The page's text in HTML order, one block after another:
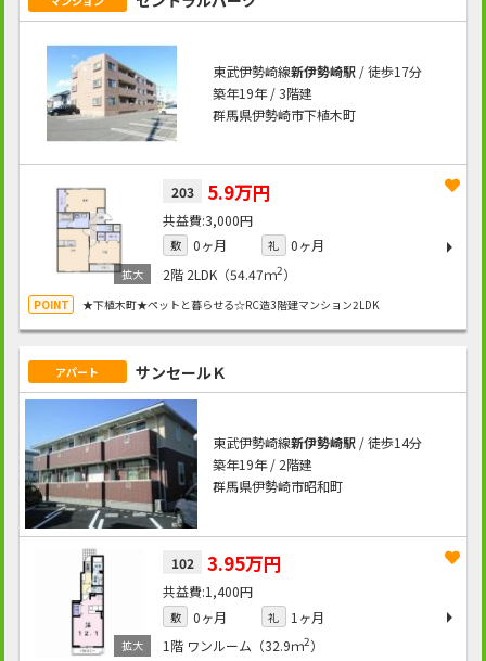
東武伊勢崎線新伊勢崎駅/ 徒歩17分
築年19年 / 3階建
群馬県伊勢崎市下植木町
203 5.9万円
3,000円
敷 0ヶ月 礼
0ヶ月
2階 2LDK（54.47ｍ2）
★下植木町★ペットと暮らせる☆RC造3階建マンション2LDK
アパート サンセールＫ
東武伊勢崎線新伊勢崎駅/ 徒歩14分
築年19年 / 2階建
群馬県伊勢崎市昭和町
102 3.95万円
1,400円
敷 0ヶ月 礼
1ヶ月
1階 ワンルーム（32.9ｍ2）